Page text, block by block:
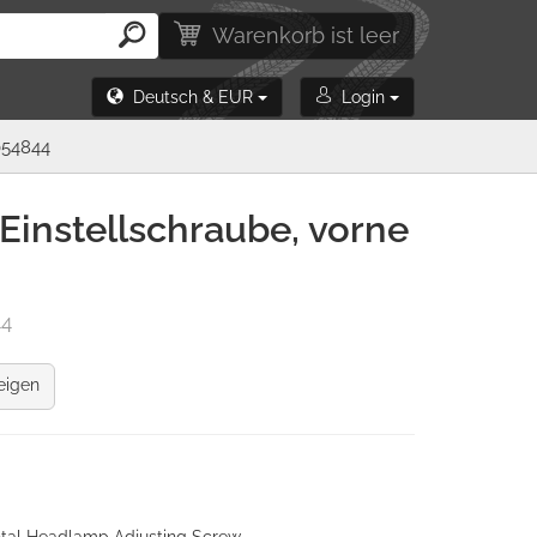
Warenkorb ist leer
Deutsch & EUR Login
vorne